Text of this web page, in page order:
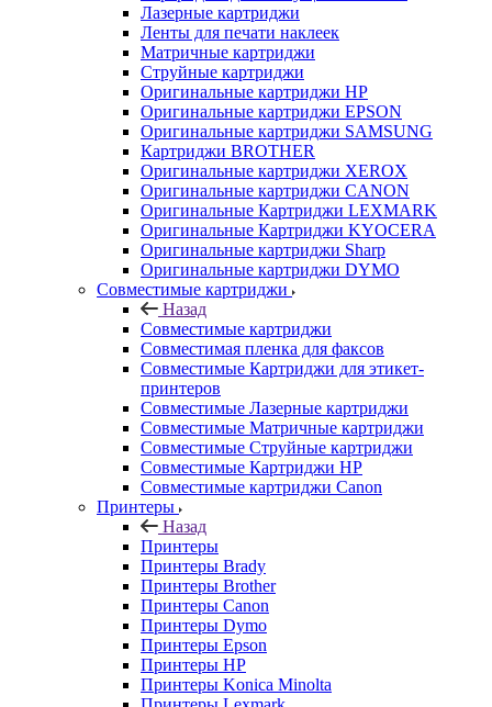
Лазерные картриджи
Ленты для печати наклеек
Матричные картриджи
Струйные картриджи
Оригинальные картриджи HP
Оригинальные картриджи EPSON
Оригинальные картриджи SAMSUNG
Картриджи BROTHER
Оригинальные картриджи XEROX
Оригинальные картриджи CANON
Оригинальные Картриджи LEXMARK
Оригинальные Картриджи KYOCERA
Оригинальные картриджи Sharp
Оригинальные картриджи DYMO
Совместимые картриджи
Назад
Совместимые картриджи
Совместимая пленка для факсов
Совместимые Картриджи для этикет-
принтеров
Совместимые Лазерные картриджи
Совместимые Матричные картриджи
Совместимые Струйные картриджи
Совместимые Картриджи HP
Совместимые картриджи Canon
Принтеры
Назад
Принтеры
Принтеры Brady
Принтеры Brother
Принтеры Canon
Принтеры Dymo
Принтеры Epson
Принтеры HP
Принтеры Konica Minolta